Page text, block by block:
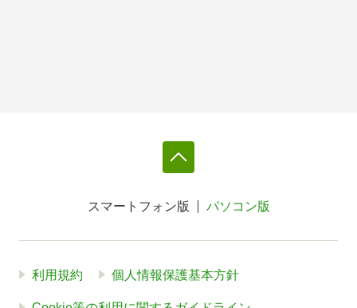
スマートフォン版 パソコン版
利用規約 個人情報保護基本方針